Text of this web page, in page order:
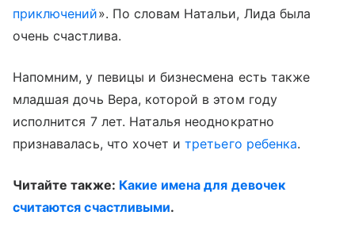
приключений». По словам Натальи, Лида была
очень счастлива.
Напомним, у певицы и бизнесмена есть также
младшая дочь Вера, которой в этом году
исполнится 7 лет. Наталья неоднократно
признавалась, что хочет итретьего ребенка.
Читайте также: Какие имена для девочек
считаются счастливыми.